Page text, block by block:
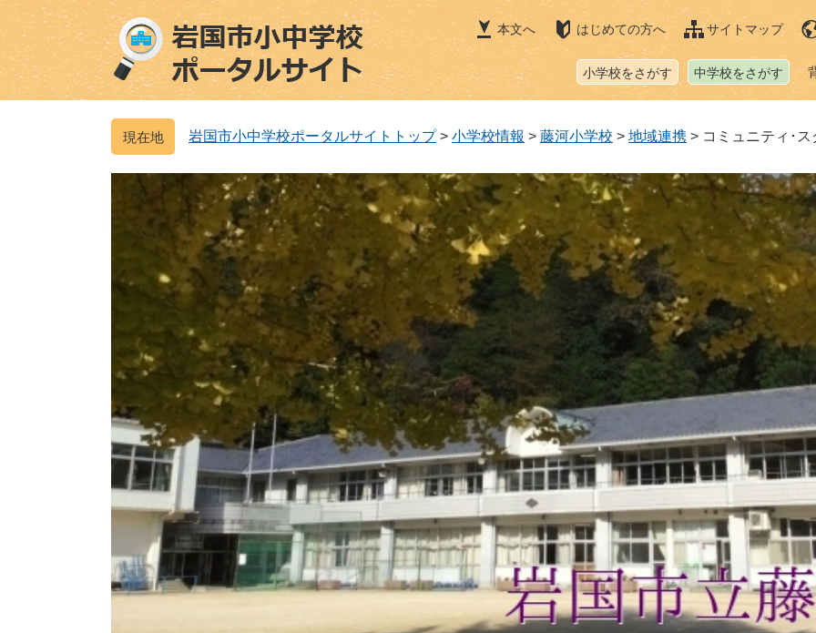
ジ
の
先
ュ
ー
を
本文へ はじめての方へ サイトマップ
小学校をさがす 中学校をさがす
岩国市小中学校ポータルサイトトップ > 小学校情報 > 藤河小学校 > 地域連携 > コミュニティ･